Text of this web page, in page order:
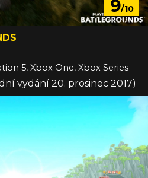
9/10
5, Xbox One, Xbox Series
vydání 20. prosinec 2017)